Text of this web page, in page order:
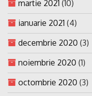
martie 2021 (10)
ianuarie 2021 (4)
decembrie 2020 (3)
noiembrie 2020 (1)
octombrie 2020 (3)